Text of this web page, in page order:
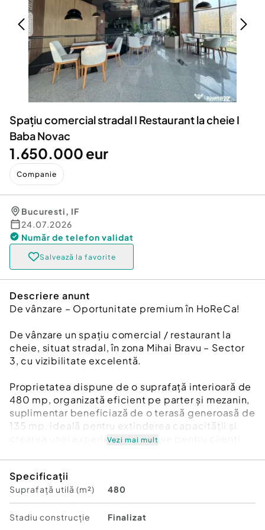
Servicii
Animale de companie
Afaceri și echipamente profesionale
Inchiriere Bunuri si Vehicule
Utilaje agricole si industriale
Piese auto si accesorii
Dacia Duster
Spațiu comercial stradal I Restaurant la cheie I
Baba Novac
1.650.000 eur
Companie
Bucuresti, IF
24.07.2026
Număr de telefon validat
Salvează la favorite
Descriere anunt
De vânzare – Oportunitate premium în HoReCa!
De vânzare un spațiu comercial / restaurant la
cheie, situat stradal, în zona Mihai Bravu – Sector
3, cu vizibilitate excelentă.
Proprietatea dispune de o suprafață interioară de
480 mp, organizată eficient pe parter și mezanin,
suplimentar beneficiază de o terasă generoasă de
135 mp, ideală pentru extinderea capacității și
crearea unei experiențe atractive pentru clienți.
- 480 mp interior, Parter + mezanin -
compartimentare optimă
- Terasă 135 mp, un real avantaj competitiv
- Amenajat și utilat complet în 2025, restaurant la
Vezi mai mult
Specificații
Suprafață utilă (m²) 480
Stadiu construcţie Finalizat